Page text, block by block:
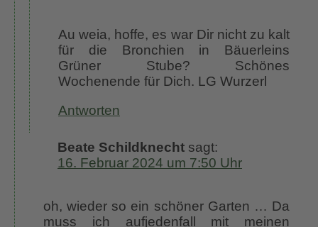
Au weia, hoffe, es war Dir nicht zu kalt
für die Bronchien in Bäuerleins
Grüner Stube? Schönes
Wochenende für Dich. LG Wurzerl
Antworten
Beate Schildknecht sagt:
16. Februar 2024 um 7:50 Uhr
oh, wieder so ein schöner Garten … Da
muss ich aufjedenfall mit meinen